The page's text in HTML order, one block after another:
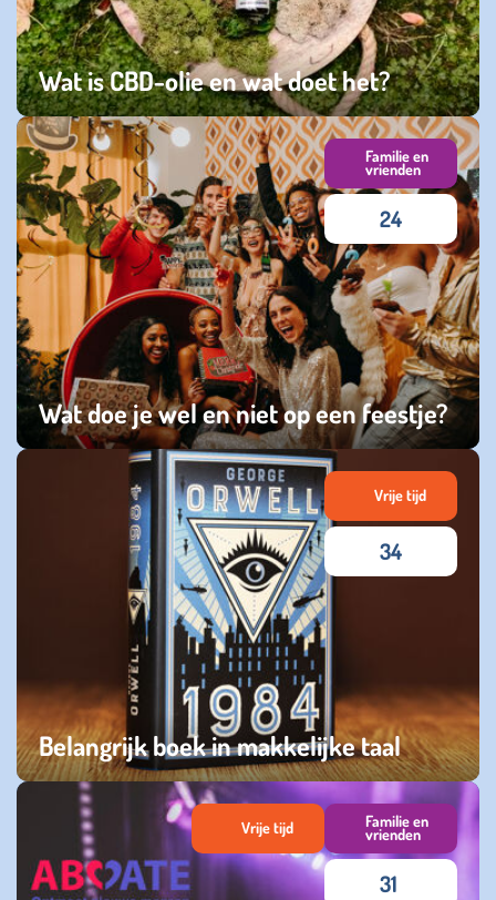
Wat is CBD-olie en wat doet het?
maandag 02 februari 2026
Wat doe je wel en niet op een feestje?
zaterdag 03 januari 2026
Familie en
vrienden
24
Belangrijk boek in makkelijke taal
zaterdag 15 maart 2025
Vrije tijd
34
Vrije tijd Familie en
vrienden
31